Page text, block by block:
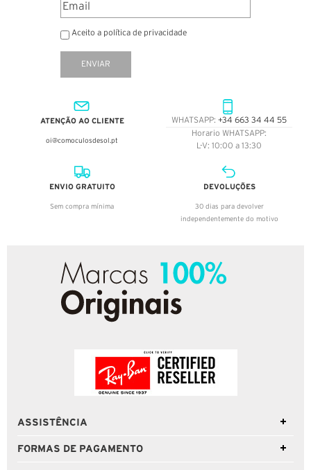
Aceito a política de privacidade
ENVIAR
ATENÇÃO AO CLIENTE
oi@comoculosdesol.pt
WHATSAPP: +34 663 34 44 55
Horario WHATSAPP:
L-V: 10:00 a 13:30
ENVIO GRATUITO
Sem compra mínima
DEVOLUÇÕES
30 dias para devolver
independentemente do motivo
ASSISTÊNCIA
FORMAS DE PAGAMENTO